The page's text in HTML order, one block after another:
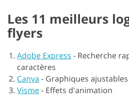
Les 11 meilleurs
flyers
Adobe Express - Recherche
caractères
Canva - Graphiques ajustables
Visme- Effets d'animation